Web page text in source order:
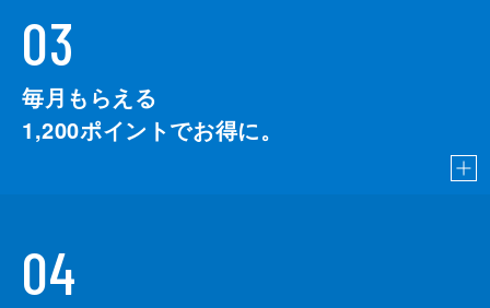
03
毎月もらえる
1,200ポイントでお得に。
04